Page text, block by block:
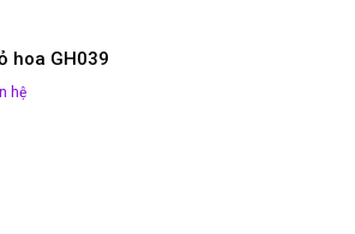
hoa GH039
hệ